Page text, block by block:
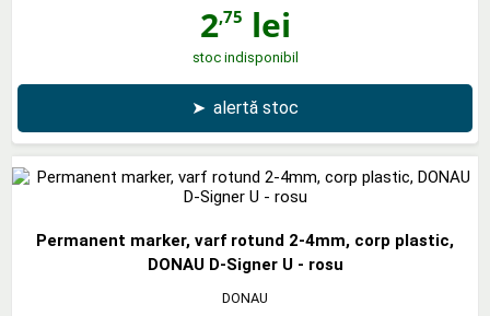
2,75 lei
stoc indisponibil
➤ alertă stoc
Permanent marker, varf rotund 2-4mm, corp plastic,
DONAU D-Signer U - rosu
DONAU